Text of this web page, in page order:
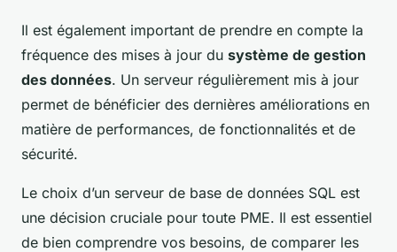
Il est également important de prendre en compte la
fréquence des mises à jour du système de gestion
des données. Un serveur régulièrement mis à jour
permet de bénéficier des dernières améliorations en
matière de performances, de fonctionnalités et de
sécurité.
Le choix d’un serveur de base de données SQL est
une décision cruciale pour toute PME. Il est essentiel
de bien comprendre vos besoins, de comparer les